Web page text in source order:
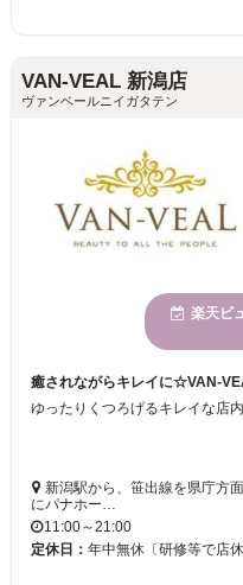
VAN-VEAL 新潟店
ヴァンベールニイガタテン
楽天ビ
癒されながらキレイに☆VAN-
新潟駅から、笹出線を県庁方
にパナホー…
11:00～21:00
定休日： 年中無休〔研修等で店